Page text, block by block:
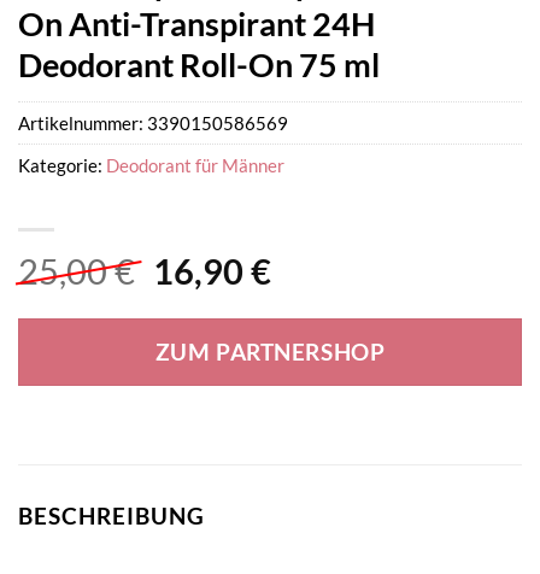
On Anti-Transpirant 24H
Deodorant Roll-On 75 ml
25,00€ Ursprünglicher
war:
25,00 €
16,90 €Aktueller
ist:
16,90 €.
ZUM PARTNERSHOP
Artikelnummer: 3390150586569
Kategorie: Deodorant für Männer
BESCHREIBUNG